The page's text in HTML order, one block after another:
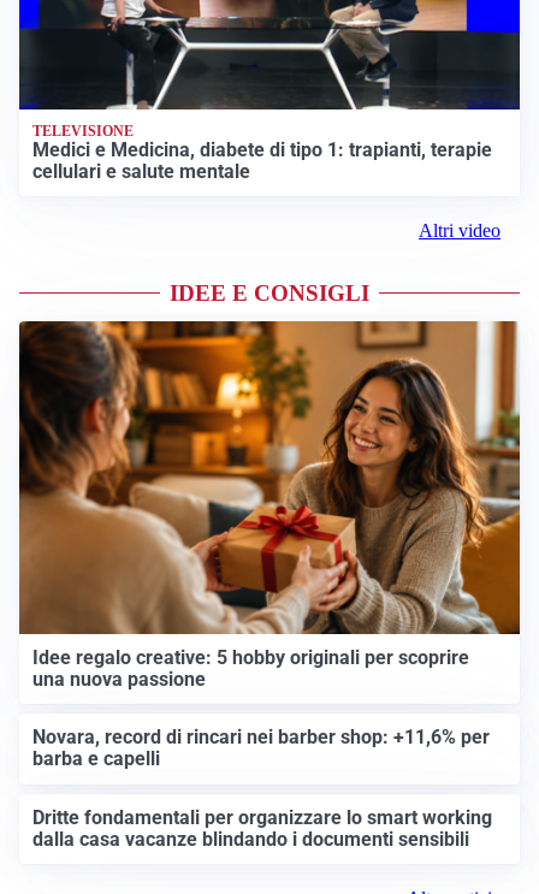
TELEVISIONE
Medici e Medicina, diabete di tipo 1: trapianti, terapie
cellulari e salute mentale
Altri video
IDEE E CONSIGLI
Idee regalo creative: 5 hobby originali per scoprire
una nuova passione
Novara, record di rincari nei barber shop: +11,6% per
barba e capelli
Dritte fondamentali per organizzare lo smart working
dalla casa vacanze blindando i documenti sensibili